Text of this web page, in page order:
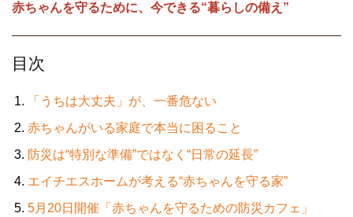
赤ちゃんを守るために、今できる“暮らしの備え”
目次
「うちは大丈夫」が、一番危ない
赤ちゃんがいる家庭で本当に困ること
防災は“特別な準備”ではなく“日常の延長”
エイチエスホームが考える“赤ちゃんを守る家”
5月20日開催「赤ちゃんを守るための防災カフェ」